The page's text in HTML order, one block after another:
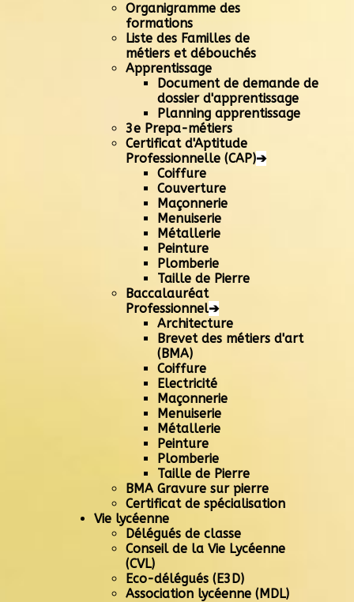
Organigramme des
formations
Liste des Familles de
métiers et débouchés
Apprentissage
Document de demande de
dossier d'apprentissage
Planning apprentissage
3e Prepa-métiers
Certificat d'Aptitude
Professionnelle (CAP)➔
Coiffure
Couverture
Maçonnerie
Menuiserie
Métallerie
Peinture
Plomberie
Taille de Pierre
Baccalauréat
Professionnel➔
Architecture
Brevet des métiers d'art
(BMA)
Coiffure
Electricité
Maçonnerie
Menuiserie
Métallerie
Peinture
Plomberie
Taille de Pierre
BMA Gravure sur pierre
Certificat de spécialisation
Vie lycéenne
Délégués de classe
Conseil de la Vie Lycéenne
(CVL)
Eco-délégués (E3D)
Association lycéenne (MDL)